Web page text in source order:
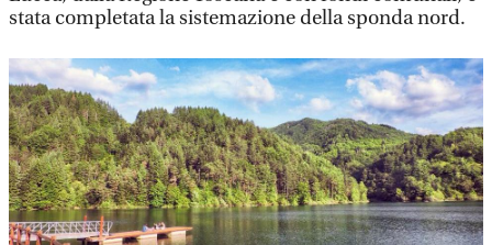
stata completata la sistemazione della sponda nord.